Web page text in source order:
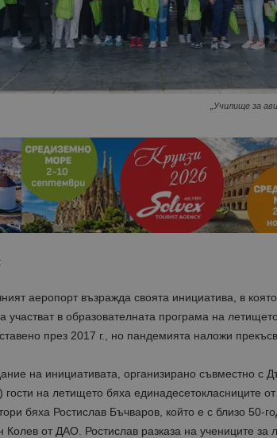
„Училище за
аеропорт възражда своята инициатива, в
участват в образователната програма на
през 2017 г., но пандемията наложи
на инициативата, организирано съвместно с
) гости на летището бяха единадесетокласниците
бяха Ростислав Бъчваров, който е с близо 50-
Колев от ДАО. Ростислав разказа на учениците за